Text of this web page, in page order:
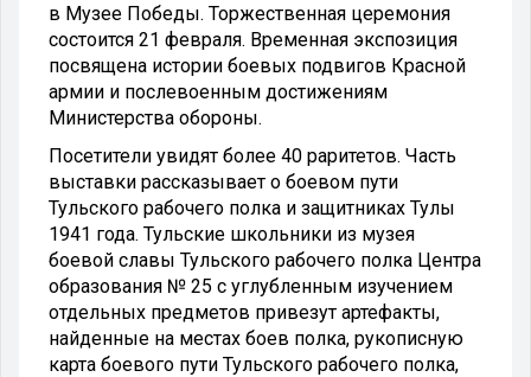
в Музее Победы. Торжественная церемония
состоится 21 февраля. Временная экспозиция
посвящена истории боевых подвигов Красной
армии и послевоенным достижениям
Министерства обороны.
Посетители увидят более 40 раритетов. Часть
выставки рассказывает о боевом пути
Тульского рабочего полка и защитниках Тулы
1941 года. Тульские школьники из музея
боевой славы Тульского рабочего полка Центра
образования № 25 с углубленным изучением
отдельных предметов привезут артефакты,
найденные на местах боев полка, рукописную
карта боевого пути Тульского рабочего полка,